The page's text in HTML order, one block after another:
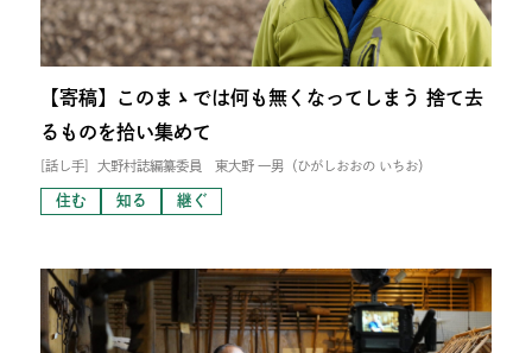
【寄稿】このまゝでは何も無くなってしまう 捨て去
るものを拾い集めて
[話し手] 大野村誌編纂委員 東大野 一男（ひがしおおの いちお）
住む 知る 継ぐ